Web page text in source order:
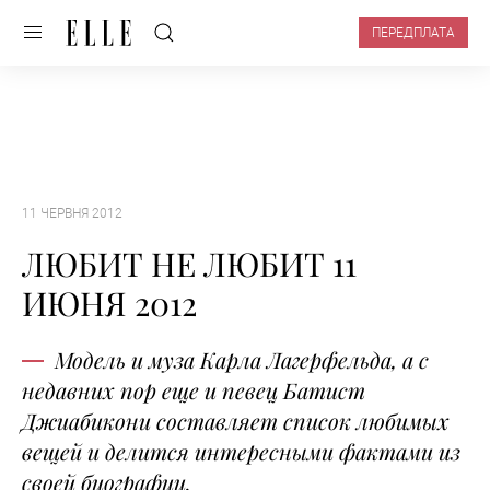
ПЕРЕДПЛАТА
11 ЧЕРВНЯ 2012
ЛЮБИТ НЕ ЛЮБИТ 11
ИЮНЯ 2012
Модель и муза Карла Лагерфельда, а с
недавних пор еще и певец Батист
Джиабикони составляет список любимых
вещей и делится интересными фактами из
своей биографии.